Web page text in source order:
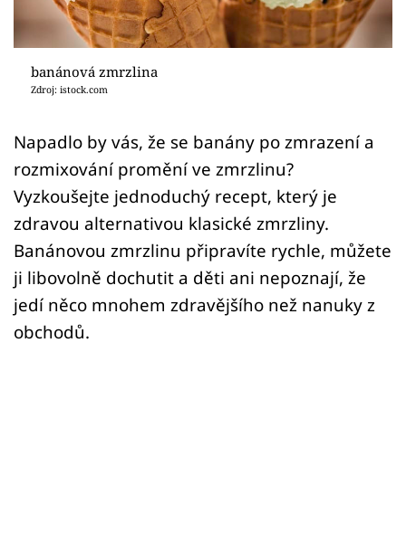
Sledujte nás
banánová zmrzlina
Zdroj: istock.com
Napadlo by vás, že se banány po zmrazení a
rozmixování promění ve zmrzlinu?
Vyzkoušejte jednoduchý recept, který je
zdravou alternativou klasické zmrzliny.
Banánovou zmrzlinu připravíte rychle, můžete
ji libovolně dochutit a děti ani nepoznají, že
jedí něco mnohem zdravějšího než nanuky z
obchodů.